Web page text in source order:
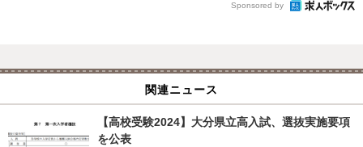
Sponsored by
関連ニュース
【高校受験2024】大分県立高入試、選抜実施要項
を公表